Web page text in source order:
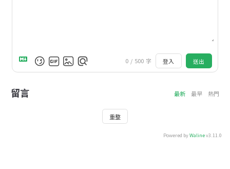
0 / 500字 登入 送出
留言 最新 最早 熱門
重整
Powered byWalinev3.11.0